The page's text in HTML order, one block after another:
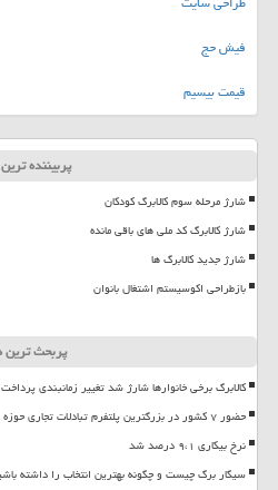
فیش حج
قیمت بیسیم
پربیننده
شارژ مرحله سوم کالابرگ کودکان
شارژ کالابرگ کد ملی های باقی مانده
شارژ جدید کالابرگ ها
بازطراحی اکوسیستم اشتغال بانوان
پربحث ترین
کالابرگ برخی خانوارها شارژ شد تغییر زمانبندی
حضور ۷ کشور در بزرگترین پلتفرم تبادلات تجاری حوزه ساخت وساز
نرخ بیکاری ۹،۱ درصد شد
سیگار برگ چیست و چگونه بهترین انتخاب را داشته